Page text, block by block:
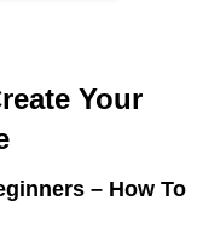
Your
– How To